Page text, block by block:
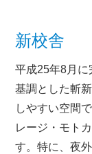
新校舎
平成25年8月に
基調とした斬
しやすい空間
レージ・モト
す。特に、夜